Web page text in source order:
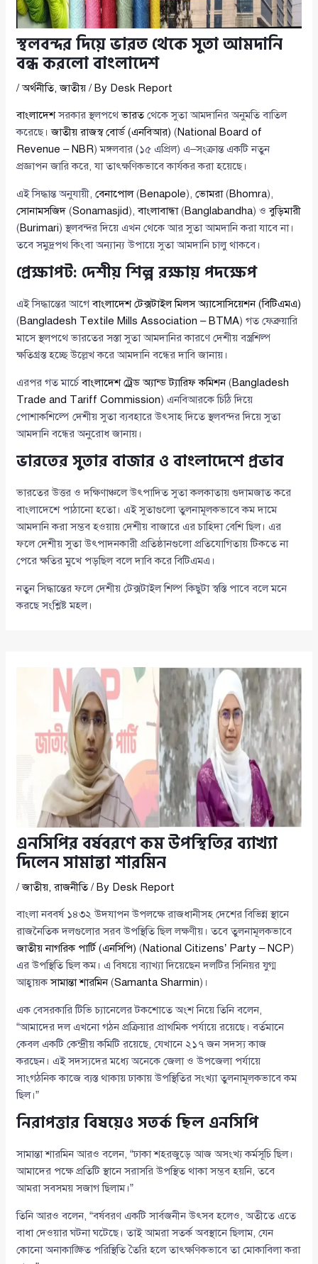
স্থলবন্দর দিয়ে ভারত থেকে সুতা আমদানি
বন্ধ করলো বাংলাদেশ
/অর্থনীতি,জাতীয় / By Desk Report
বাংলাদেশসরকার স্থলপথেভারতথেকে সুতা আমদানির অনুমতি বাতিল
করেছে।জাতীয় রাজস্ব বোর্ড (এনবিআর) (National Board of
Revenue – NBR) মঙ্গলবার (১৫ এপ্রিল) এ–সংক্রান্ত একটি নতুন
প্রজ্ঞাপন জারি করে, যা তাৎক্ষণিকভাবে কার্যকর করা হয়েছে।
এই সিদ্ধান্ত অনুযায়ী,বেনাপোল(Benapole),ভোমরা(Bhomra),
সোনামসজিদ (Sonamasjid),বাংলাবান্ধা(Banglabandha) ওবুড়িমারী
(Burimari) স্থলবন্দর দিয়ে এখন থেকে আর সুতা আমদানি করা যাবে না।
তবে সমুদ্রপথ কিংবা অন্যান্য উপায়ে সুতা আমদানি চালু থাকবে।
প্রেক্ষাপট: দেশীয় শিল্প রক্ষায় পদক্ষেপ
এই সিদ্ধান্তের আগেবাংলাদেশ টেক্সটাইল মিলস অ্যাসোসিয়েশন (বিটিএমএ)
(Bangladesh Textile Mills Association – BTMA) গত ফেব্রুয়ারি
মাসে স্থলপথে ভারতের সস্তা সুতা আমদানির কারণে দেশীয় বস্ত্রশিল্প
ক্ষতিগ্রস্ত হচ্ছে উল্লেখ করে আমদানি বন্ধের দাবি জানায়।
এরপর গত মার্চেবাংলাদেশ ট্রেড অ্যান্ড ট্যারিফ কমিশন(Bangladesh
Trade and Tariff Commission) এনবিআরকে চিঠি দিয়ে
পোশাকশিল্পে দেশীয় সুতা ব্যবহারে উৎসাহ দিতে স্থলবন্দর দিয়ে সুতা
আমদানি বন্ধের অনুরোধ জানায়।
ভারতের সুতার বাজার ও বাংলাদেশে প্রভাব
ভারতের উত্তর ও দক্ষিণাঞ্চলে উৎপাদিত সুতা কলকাতায় গুদামজাত করে
বাংলাদেশে পাঠানো হতো। এই সুতাগুলো তুলনামূলকভাবে কম দামে
আমদানি করা সম্ভব হওয়ায় দেশীয় বাজারে এর চাহিদা বেশি ছিল। এর
ফলে দেশীয় সুতা উৎপাদনকারী প্রতিষ্ঠানগুলো প্রতিযোগিতায় টিকতে না
পেরে ক্ষতির মুখে পড়ছিল বলে দাবি করে বিটিএমএ।
নতুন সিদ্ধান্তের ফলে দেশীয় টেক্সটাইল শিল্প কিছুটা স্বস্তি পাবে বলে মনে
করছে সংশ্লিষ্ট মহল।
এনসিপির বর্ষবরণে কম উপস্থিতির ব্যাখ্যা
দিলেন সামান্তা শারমিন
/জাতীয়,রাজনীতি/ By Desk Report
বাংলা নববর্ষ ১৪৩২ উদযাপন উপলক্ষে রাজধানীসহ দেশের বিভিন্ন স্থানে
রাজনৈতিক দলগুলোর সরব উপস্থিতি ছিল লক্ষণীয়। তবে তুলনামূলকভাবে
জাতীয় নাগরিক পার্টি (এনসিপি) (National Citizens’ Party – NCP)
এর উপস্থিতি ছিল কম। এ বিষয়ে ব্যাখ্যা দিয়েছেন দলটির সিনিয়র যুগ্ম
আহ্বায়কসামান্তা শারমিন(Samanta Sharmin)।
এক বেসরকারি টিভি চ্যানেলের টকশোতে অংশ নিয়ে তিনি বলেন,
“আমাদের দল এখনো গঠন প্রক্রিয়ার প্রাথমিক পর্যায়ে রয়েছে। বর্তমানে
কেবল একটি কেন্দ্রীয় কমিটি রয়েছে, যেখানে ২১৭ জন সদস্য কাজ
করছেন। এই সদস্যদের মধ্যে অনেকে জেলা ও উপজেলা পর্যায়ে
সাংগঠনিক কাজে ব্যস্ত থাকায় ঢাকায় উপস্থিতির সংখ্যা তুলনামূলকভাবে কম
ছিল।”
নিরাপত্তার বিষয়েও সতর্ক ছিল এনসিপি
সামান্তা শারমিন আরও বলেন, “ঢাকা শহরজুড়ে আজ অসংখ্য কর্মসূচি ছিল।
আমাদের পক্ষে প্রতিটি স্থানে সরাসরি উপস্থিত থাকা সম্ভব হয়নি, তবে
আমরা সবসময় সজাগ ছিলাম।”
তিনি আরও বলেন, “বর্ষবরণ একটি সার্বজনীন উৎসব হলেও, অতীতে এতে
বাধা দেওয়ার ঘটনা ঘটেছে। তাই আমরা সতর্ক অবস্থানে ছিলাম, যেন
কোনো অনাকাঙ্ক্ষিত পরিস্থিতি তৈরি হলে তাৎক্ষণিকভাবে তা মোকাবিলা করা